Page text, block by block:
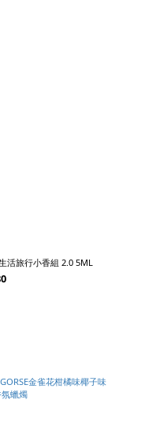
活旅行小香組 2.0 5ML